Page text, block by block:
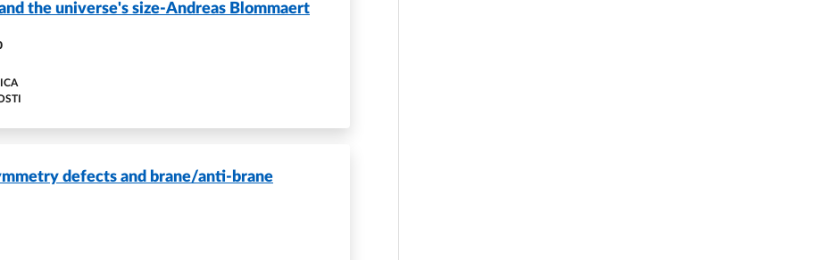
the universe's size-Andreas Blommaert
defects and brane/anti-brane